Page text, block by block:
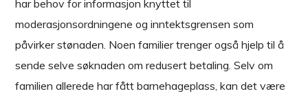
har behov for informasjon knyttet til
moderasjonsordningene og inntektsgrensen som
påvirker stønaden. Noen familier trenger også hjelp til å
sende selve søknaden om redusert betaling. Selv om
familien allerede har fått barnehageplass, kan det være